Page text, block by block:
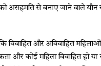
को असहमति से बनाए जाने वाले
विवाहित और अविवाहित
और कोई महिला विवाहित हो